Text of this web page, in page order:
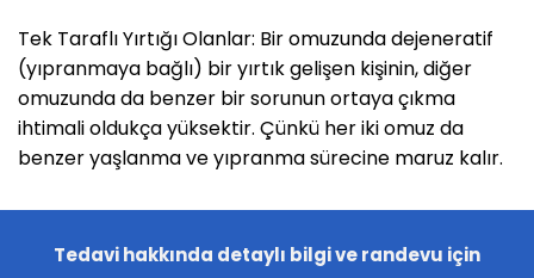
Tek Taraflı Yırtığı Olanlar: Bir omuzunda dejeneratif
(yıpranmaya bağlı) bir yırtık gelişen kişinin, diğer
omuzunda da benzer bir sorunun ortaya çıkma
ihtimali oldukça yüksektir. Çünkü her iki omuz da
benzer yaşlanma ve yıpranma sürecine maruz kalır.
Tedavi hakkında detaylı bilgi ve randevu için